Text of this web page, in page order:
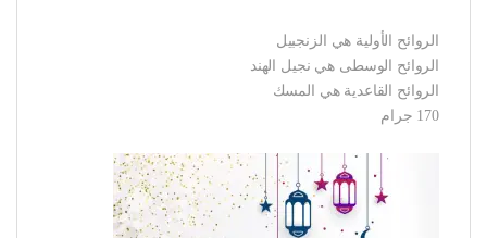
الروائح الأولية هي الزنجبيل
الروائح الوسطى هي نجيل الهند
الروائح القاعدية هي المسك
170 جرام